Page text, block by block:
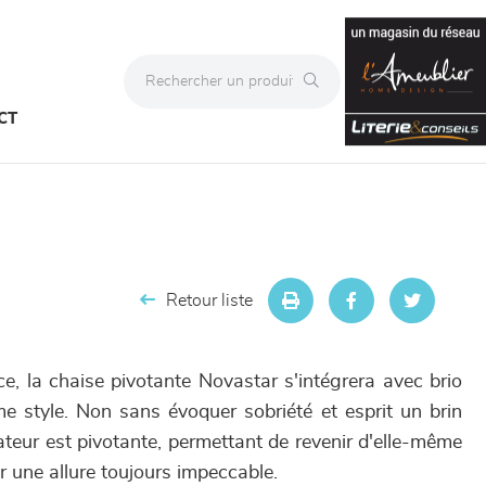
Retour liste
la chaise pivotante Novastar s'intégrera avec brio
style. Non sans évoquer sobriété et esprit un brin
est pivotante, permettant de revenir d'elle-même
une allure toujours impeccable.